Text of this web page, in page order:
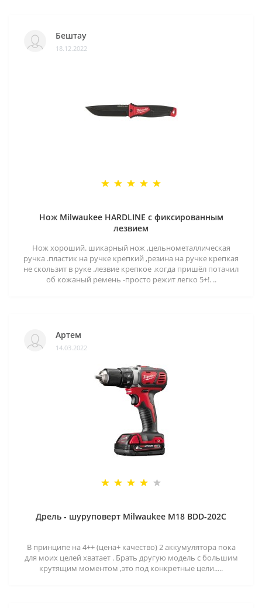
Бештау
18.12.2022
Нож Milwaukee HARDLINE с фиксированным
лезвием
Нож хороший. шикарный нож ,цельнометаллическая
ручка .пластик на ручке крепкий ,резина на ручке крепкая
не скользит в руке .лезвие крепкое .когда пришёл потачил
об кожаный ремень -просто режит легко 5+!. ..
Артем
14.03.2022
Дрель - шуруповерт Milwaukee M18 BDD-202C
В принципе на 4++ (цена+ качество) 2 аккумулятора пока
для моих целей хватает . Брать другую модель с большим
крутящим моментом ,это под конкретные цели.....